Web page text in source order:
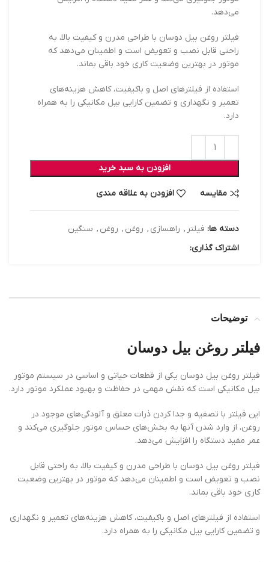
می‌دهد.
فیلتر روغن بیل دوسان با طراحی مدرن و کیفیت بالا، به
راحتی قابل نصب و تعویض است و اطمینان می‌دهد که
موتور در بهترین وضعیت کاری خود باقی بماند.
استفاده از فیلترهای اصل و باکیفیت، کاهش هزینه‌های
تعمیر و نگهداری و تضمین کارایی بیل مکانیکی را به همراه
دارد.
افزودن به سبد خرید
مقایسه افزودن به علاقه مندی
دسته ها: فیلتر , راهسازی , روغن , روغن , سنگین
اشتراک گذاری:
توضیحات
فیلتر روغن بیل دوسان
فیلتر روغن بیل دوسان یکی از قطعات حیاتی و اساسی در سیستم موتور
بیل مکانیکی است که نقش مهمی در حفاظت و بهبود عملکرد موتور دارد.
این فیلتر با تصفیه و جدا کردن ذرات معلق و آلودگی‌های موجود در
روغن، از وارد شدن آنها به بخش‌های حساس موتور جلوگیری می‌کند و
عمر مفید دستگاه را افزایش می‌دهد.
فیلتر روغن بیل دوسان با طراحی مدرن و کیفیت بالا، به راحتی قابل
نصب و تعویض است و اطمینان می‌دهد که موتور در بهترین وضعیت
کاری خود باقی بماند.
استفاده از فیلترهای اصل و باکیفیت، کاهش هزینه‌های تعمیر و نگهداری
و تضمین کارایی بیل مکانیکی را به همراه دارد.